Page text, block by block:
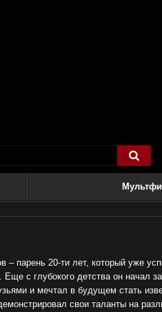

– парень 20-ти лет, который уже
Еще с глубокого детства он начал
и мечтал в будущем стать
свои таланты на